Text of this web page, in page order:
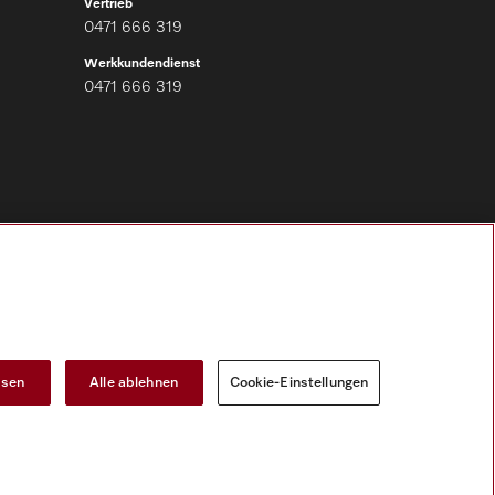
Vertrieb
0471 666 319
Werkkundendienst
0471 666 319
Alle ablehnen Cookie-Einstellungen